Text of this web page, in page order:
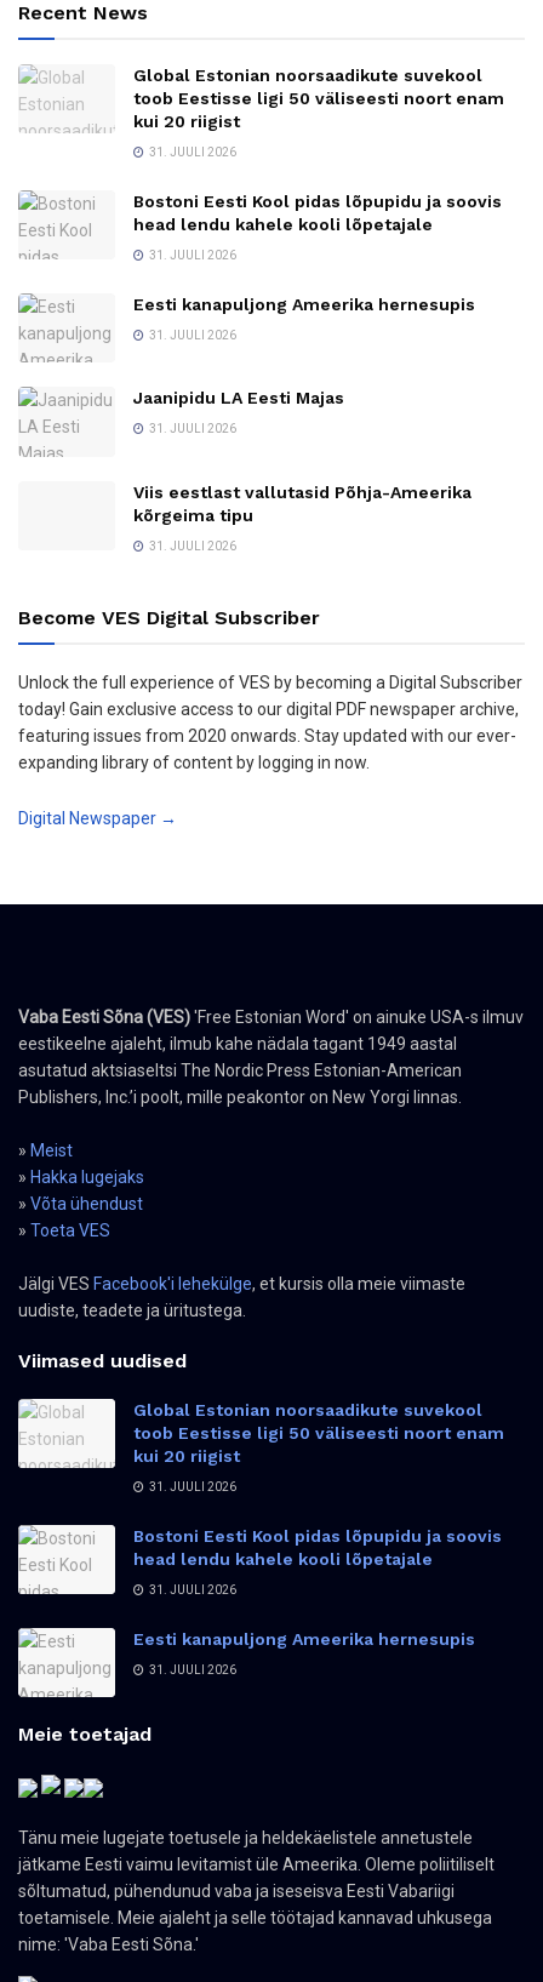
Recent News
Global Estonian noorsaadikute suvekool
toob Eestisse ligi 50 väliseesti noort enam
kui 20 riigist
31. JUULI 2026
Bostoni Eesti Kool pidas lõpupidu ja soovis
head lendu kahele kooli lõpetajale
31. JUULI 2026
Eesti kanapuljong Ameerika hernesupis
31. JUULI 2026
Jaanipidu LA Eesti Majas
31. JUULI 2026
Viis eestlast vallutasid Põhja-Ameerika
kõrgeima tipu
31. JUULI 2026
Become VES Digital Subscriber
Unlock the full experience of VES by becoming a Digital Subscriber
today! Gain exclusive access to our digital PDF newspaper archive,
featuring issues from 2020 onwards. Stay updated with our ever-
expanding library of content by logging in now.
Digital Newspaper →
Vaba Eesti Sõna (VES)'Free Estonian Word' on ainuke USA-s ilmuv
eestikeelne ajaleht, ilmub kahe nädala tagant 1949 aastal
asutatud aktsiaseltsi The Nordic Press Estonian-American
Publishers, Inc.’i poolt, mille peakontor on New Yorgi linnas.
» Meist
» Hakka lugejaks
» Võta ühendust
» Toeta VES
Jälgi VES Facebook'i lehekülge, et kursis olla meie viimaste
uudiste, teadete ja üritustega.
Viimased uudised
Global Estonian noorsaadikute suvekool
toob Eestisse ligi 50 väliseesti noort enam
kui 20 riigist
31. JUULI 2026
Bostoni Eesti Kool pidas lõpupidu ja soovis
head lendu kahele kooli lõpetajale
31. JUULI 2026
Eesti kanapuljong Ameerika hernesupis
31. JUULI 2026
Meie toetajad
Tänu meie lugejate toetusele ja heldekäelistele annetustele
jätkame Eesti vaimu levitamist üle Ameerika. Oleme poliitiliselt
sõltumatud, pühendunud vaba ja iseseisva Eesti Vabariigi
toetamisele. Meie ajaleht ja selle töötajad kannavad uhkusega
nime: 'Vaba Eesti Sõna.'